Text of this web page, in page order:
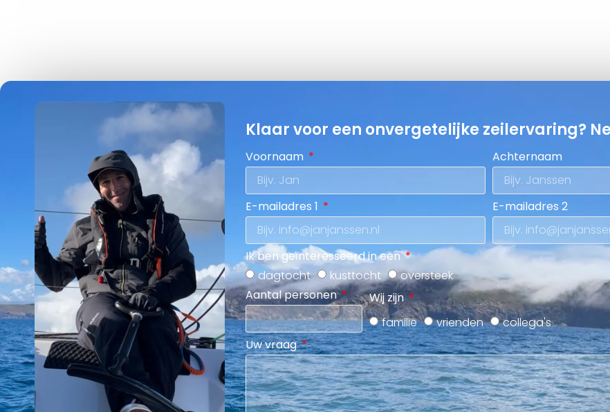
Klaar voor een onvergetelijke zeilervaring?
Voornaam Achternaam
E-mailadres 1 E-mailadres 2
Ik ben geïnteresseerd in een
dagtocht
kusttocht
oversteek
Aantal personen
Wij zijn
familie
vrienden
collega's
Uw vraag